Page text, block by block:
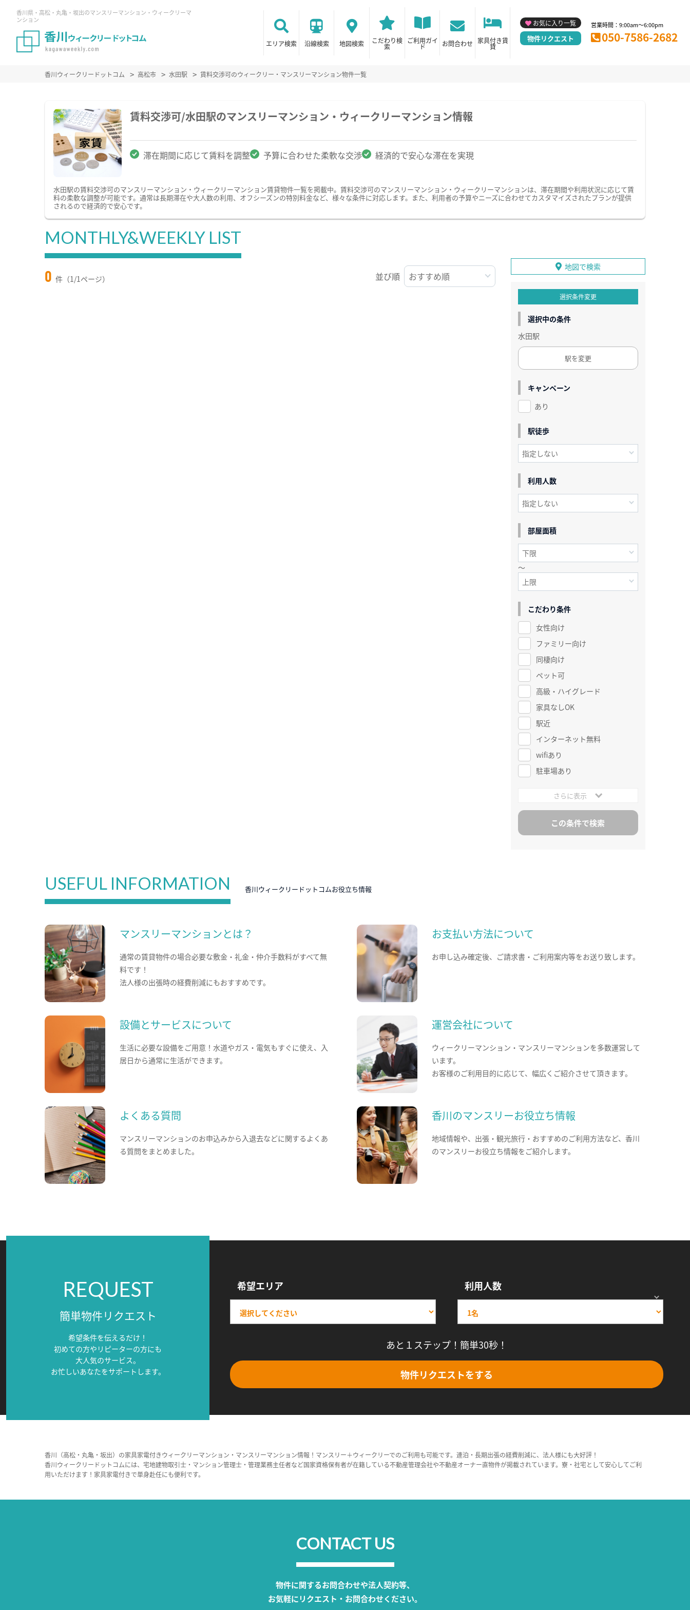
香川県・高松・丸亀・坂出のマンスリーマンション・ウィークリーマ
ンション
エリア検索 沿線検索 地図検索 こだわり検
索
ご利用ガイ
ド お問合わせ 家具付き賃
貸
お気に入り一覧
物件リクエスト
営業時間：9:00am～6:00pm
050-7586-2682
香川ウィークリードットコム 高松市 水田駅 賃料交渉可のウィークリー・マンスリーマンション物件一覧
賃料交渉可/水田駅のマンスリーマンション・ウィークリーマンション情報
滞在期間に応じて賃料を調整 予算に合わせた柔軟な交渉 経済的で安心な滞在を実現
水田駅の賃料交渉可のマンスリーマンション・ウィークリーマンション賃貸物件一覧を掲載中。賃料交渉可のマンスリーマンション・ウィークリーマンションは、滞在期間や利用状況に応じて賃
料の柔軟な調整が可能です。通常は長期滞在や大人数の利用、オフシーズンの特別料金など、様々な条件に対応します。また、利用者の予算やニーズに合わせてカスタマイズされたプランが提供
されるので経済的で安心です。
MONTHLY&WEEKLY LIST
0 件（1/1ページ） 並び順
地図で検索
選択条件変更
選択中の条件
水田駅
駅を変更
キャンペーン
あり
駅徒歩
利用人数
部屋面積
～
こだわり条件
女性向け
ファミリー向け
同棲向け
ペット可
高級・ハイグレード
家具なしOK
駅近
インターネット無料
wifiあり
駐車場あり
さらに表示
USEFUL INFORMATION 香川ウィークリードットコムお役立ち情報
マンスリーマンションとは？
通常の賃貸物件の場合必要な敷金・礼金・仲介手数料がすべて無
料です！
法人様の出張時の経費削減にもおすすめです。
お支払い方法について
お申し込み確定後、ご請求書・ご利用案内等をお送り致します。
設備とサービスについて
生活に必要な設備をご用意！水道やガス・電気もすぐに使え、入
居日から通常に生活ができます。
運営会社について
ウィークリーマンション・マンスリーマンションを多数運営して
います。
お客様のご利用目的に応じて、幅広くご紹介させて頂きます。
よくある質問
マンスリーマンションのお申込みから入退去などに関するよくあ
る質問をまとめました。
香川のマンスリーお役立ち情報
地域情報や、出張・観光旅行・おすすめのご利用方法など、香川
のマンスリーお役立ち情報をご紹介します。
REQUEST
簡単物件リクエスト
希望条件を伝えるだけ！
初めての方やリピーターの方にも
大人気のサービス。
お忙しいあなたをサポートします。
希望エリア 利用人数
あと１ステップ！簡単30秒！
物件リクエストをする
香川（高松・丸亀・坂出）の家具家電付きウィークリーマンション・マンスリーマンション情報！マンスリー＋ウィークリーでのご利用も可能です。連泊・長期出張の経費削減に、法人様にも大好評！
香川ウィークリードットコムには、宅地建物取引士・マンション管理士・管理業務主任者など国家資格保有者が在籍している不動産管理会社や不動産オーナー直物件が掲載されています。寮・社宅として安心してご利
用いただけます！家具家電付きで単身赴任にも便利です。
CONTACT US
物件に関するお問合わせや法人契約等、
お気軽にリクエスト・お問合わせください。